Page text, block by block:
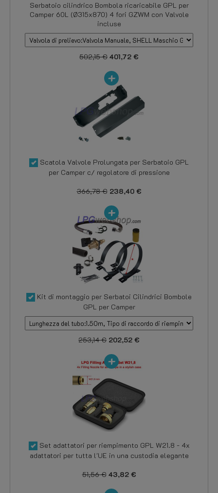
Serbatoio cilindrico Bombola ricaricabile GPL per
Camper 60L (Ø315x870) 4 fori GZWM con Valvole
incluse
502,15 € 401,72 €
Scatola Valvole Prolungata per Serbatoio GPL
per Camper c/ regolatore di pressione
366,78 € 238,40 €
Kit di montaggio per Serbatoi Cilindrici Bombole
GPL per Camper
253,14 € 202,52 €
Set adattatori per riempimento GPL W21.8 - 4x
adattatori per tutta l'UE in una custodia elegante
51,56 € 43,82 €